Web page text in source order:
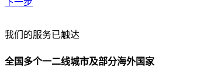
下一步
贵公司预算范围是？
我们的服务已触达
全国多个一二线城市及部分海外国家